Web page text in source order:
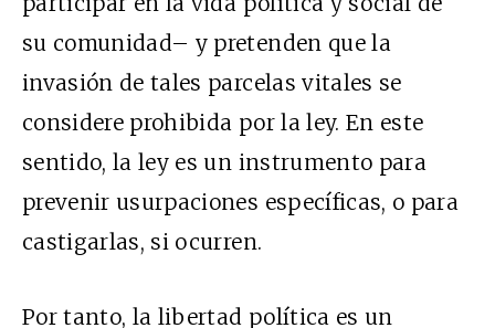
su comunidad– y pretenden que la
invasión de tales parcelas vitales se
considere prohibida por la ley. En este
sentido, la ley es un instrumento para
prevenir usurpaciones específicas, o para
castigarlas, si ocurren.
Por tanto, la libertad política es un